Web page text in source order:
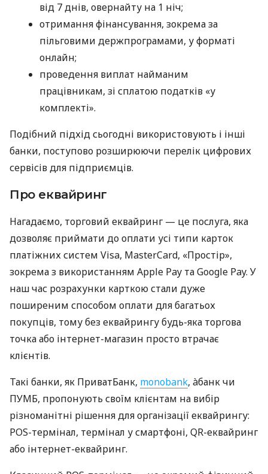
від 7 днів, овернайту на 1 ніч;
отримання фінансування, зокрема за
пільговими держпрограмами, у форматі
онлайн;
проведення виплат найманим
працівникам, зі сплатою податків «у
комплекті».
Подібний підхід сьогодні використовують і інші
банки, поступово розширюючи перелік цифрових
сервісів для підприємців.
Про еквайринг
Нагадаємо, торговий еквайринг — це послуга, яка
дозволяє приймати до оплати усі типи карток
платіжних систем Visa, MasterCard, «Простір»,
зокрема з використанням Apple Pay та Google Pay. У
наш час розрахунки карткою стали дуже
поширеним способом оплати для багатьох
покупців, тому без еквайрингу будь-яка торгова
точка або інтернет-магазин просто втрачає
клієнтів.
Такі банки, як ПриватБанк, monobank, àбанк чи
ПУМБ, пропонують своїм клієнтам на вибір
різноманітні рішення для організації еквайрингу:
POS-термінал, термінал у смартфоні, QR-еквайринг
або інтернет-еквайринг.